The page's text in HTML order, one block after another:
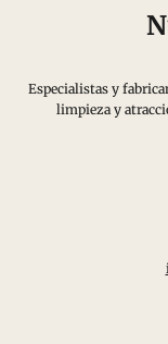
Especialistas y
limpieza y